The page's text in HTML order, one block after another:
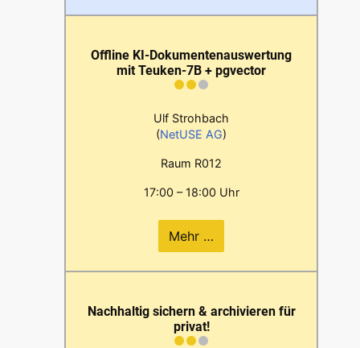
Offline KI-Dokumentenauswertung
mit Teuken-7B + pgvector
Ulf Strohbach
(NetUSE AG)
Raum R012
17:00 – 18:00 Uhr
Mehr …
Nachhaltig sichern & archivieren für
privat!